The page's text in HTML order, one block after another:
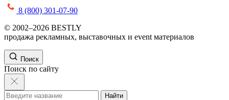
8 (800) 301-07-90
© 2002–2026 BESTLY
продажа рекламных, выставочных и event материалов
Поиск
Поиск по сайту
Найти